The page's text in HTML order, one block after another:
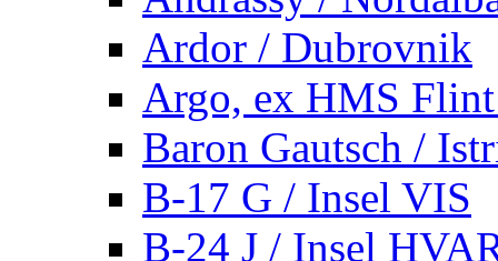
Ardor / Dubrovnik
Argo, ex HMS
Baron Gautsch /
B-17 G / Insel VIS
B-24 J / Insel